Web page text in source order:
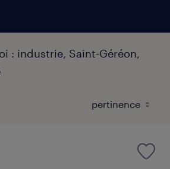
: industrie, Saint-Géréon,